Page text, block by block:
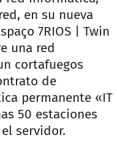
en su nueva
7RIOS | Twin
una red
cortafuegos
de
permanente «IT
50 estaciones
servidor.